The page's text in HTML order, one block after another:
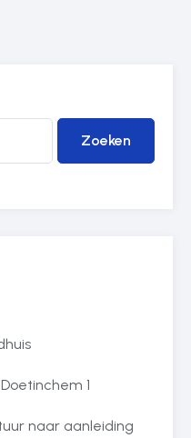
Zoeken
1
naar aanleiding